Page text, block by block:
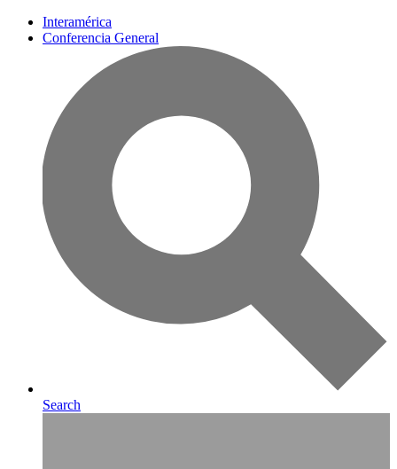
Interamérica
Conferencia General
Search